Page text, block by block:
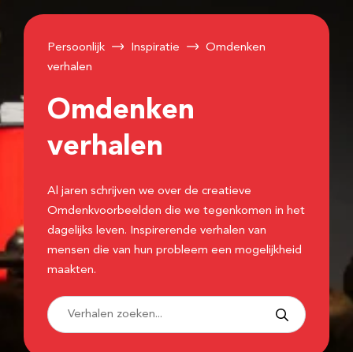
Persoonlijk Inspiratie
Omdenken
verhalen
Omdenken
verhalen
Al jaren schrijven we over de creatieve
Omdenkvoorbeelden die we tegenkomen in het
dagelijks leven. Inspirerende verhalen van
mensen die van hun probleem een mogelijkheid
maakten.